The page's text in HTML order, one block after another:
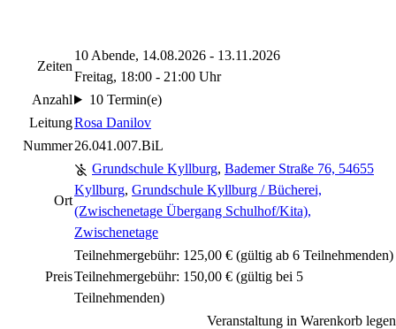
Zeiten
10 Abende, 14.08.2026 - 13.11.2026
Freitag, 18:00 - 21:00 Uhr
Anzahl
10 Termin(e)
LeitungRosa Danilov
Nummer26.041.007.BiL
Ort
Grundschule Kyllburg, Bademer Straße 76, 54655
Kyllburg, Grundschule Kyllburg / Bücherei,
(Zwischenetage Übergang Schulhof/Kita),
Zwischenetage
Preis
Teilnehmergebühr: 125,00 € (gültig ab 6 Teilnehmenden)
Teilnehmergebühr: 150,00 € (gültig bei 5
Teilnehmenden)
Veranstaltung in Warenkorb legen